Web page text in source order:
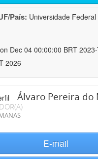
País: Universidade
Dec 04 00:00:00 BRT
2026
Álvaro Pereira do
E-mail